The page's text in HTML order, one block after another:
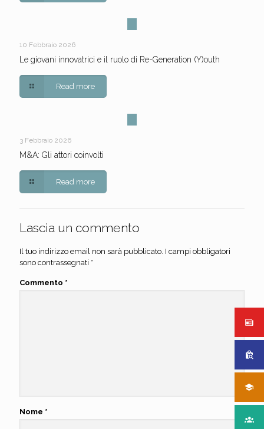
10 Febbraio 2026
Le giovani innovatrici e il ruolo di Re-Generation (Y)outh
Read more
3 Febbraio 2026
M&A: Gli attori coinvolti
Read more
Lascia un commento
Il tuo indirizzo email non sarà pubblicato. I campi obbligatori
sono contrassegnati *
Commento *
Nome *